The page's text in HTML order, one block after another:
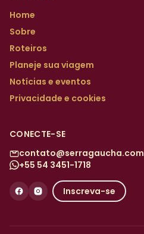
Home
Sobre
Roteiros
Planeje sua viagem
Notícias e eventos
Privacidade e cookies
CONECTE-SE
contato@serragaucha.com
+55 54 3451-1718
Inscreva-se